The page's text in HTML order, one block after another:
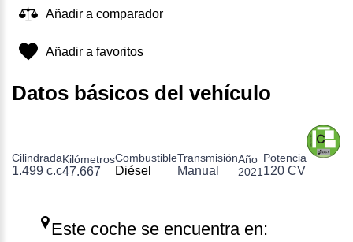
Añadir a comparador
Añadir a favoritos
Datos básicos del vehículo
Cilindrada
1.499 c.c
Kilómetros
47.667
Combustible
Diésel
Transmisión
Manual
Año
2021
Potencia
120 CV
Este coche se encuentra en: